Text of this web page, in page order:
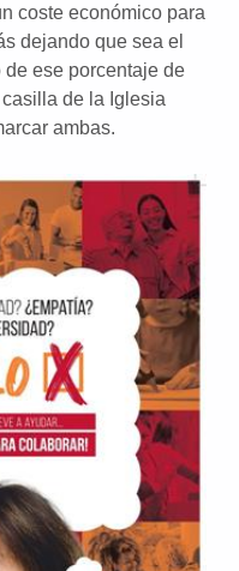
coste económico para
dejando que sea el
ese porcentaje de
de la Iglesia
ambas.